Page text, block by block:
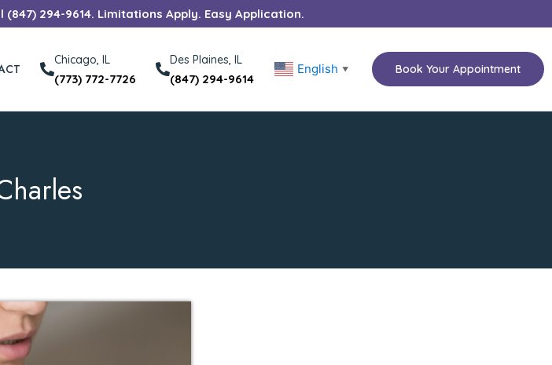
(847) 294-9614. Limitations Apply. Easy Application.
Chicago, IL
(773) 772-7726
Des Plaines, IL
(847) 294-9614
English ▼ Book Your Appointment